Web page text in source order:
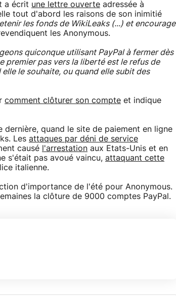
a écrit une lettre ouverte adressée à
tout d'abord les raisons de son inimitié
les fonds de WikiLeaks (...) et encourage
les Anonymous.
quiconque utilisant PayPal à fermer dès
premier pas vers la liberté est le refus de
le souhaite, ou quand elle subit des
comment clôturer son compte et indique
dernière, quand le site de paiement en ligne
Les attaques par déni de service
causé
l'arrestation aux Etats-Unis et en
s'était pas avoué vaincu, attaquant cette
italienne.
d'importance de l'été pour Anonymous.
la clôture de 9000 comptes PayPal.